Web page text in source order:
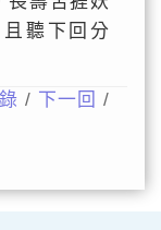
聽下回分
/ 下一回 /